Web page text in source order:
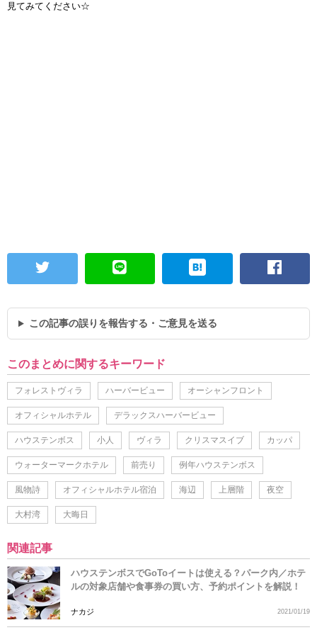
見てみてください☆
この記事の誤りを報告する・ご意見を送る
このまとめに関するキーワード
フォレストヴィラ ハーバービュー オーシャンフロント
オフィシャルホテル デラックスハーバービュー
ハウステンボス 小人 ヴィラ クリスマスイブ カッパ
ウォーターマークホテル 前売り 例年ハウステンボス
風物詩 オフィシャルホテル宿泊 海辺 上層階 夜空
大村湾 大晦日
関連記事
ハウステンボスでGoToイートは使える？パーク内／ホテ
ルの対象店舗や食事券の買い方、予約ポイントを解説！
ナカジ 2021/01/19